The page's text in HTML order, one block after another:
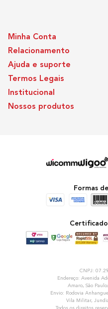
Minha Conta
Relacionamento
Ajuda e suporte
Termos Legais
Institucional
Nossos produtos
Formas
CNPJ:
Endereço: Avenida
Amaro, São
Envio: Rodovia
Vila Militar,